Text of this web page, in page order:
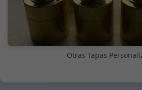
Otras Tapas